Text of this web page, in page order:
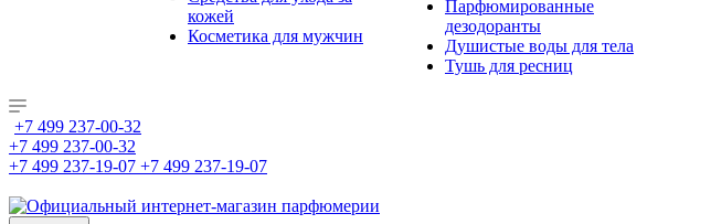
кожей
Косметика для мужчин
Парфюмированные
дезодоранты
Душистые воды для тела
Тушь для ресниц
+7 499 237-00-32
+7 499 237-00-32
+7 499 237-19-07 +7 499 237-19-07